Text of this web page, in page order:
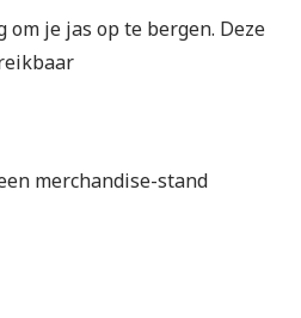
je jas op te bergen. Deze
merchandise-stand